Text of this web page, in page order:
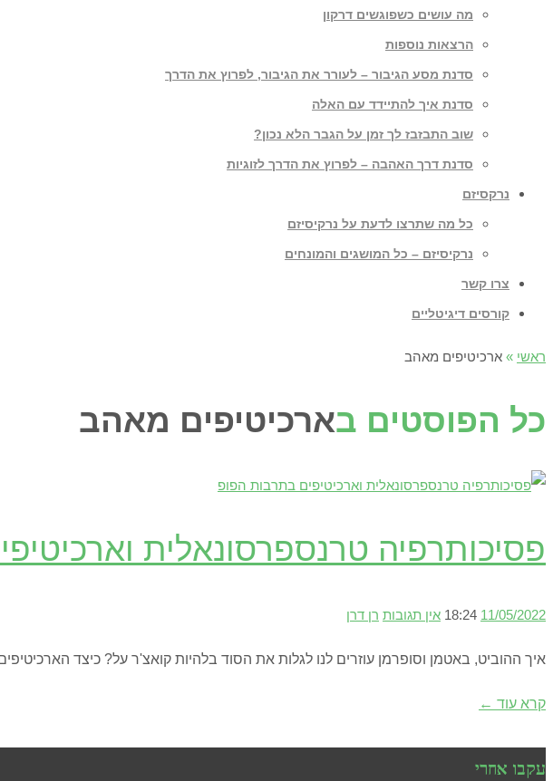
מה עושים כשפוגשים דרקון
הרצאות נוספות
סדנת מסע הגיבור – לעורר את הגיבור, לפרוץ את הדרך
סדנת איך להתיידד עם האלה
שוב התבזבז לך זמן על הגבר הלא נכון?
סדנת דרך האהבה – לפרוץ את הדרך לזוגיות
נרקסיזם
כל מה שתרצו לדעת על נרקיסיזם
נרקיסיזם – כל המושגים והמונחים
צרו קשר
קורסים דיגיטליים
ראשי » ארכיטיפים מאהב
כל הפוסטים בארכיטיפים מאהב
פסיכותרפיה טרנספרסונאלית
11/05/2022
18:24 אין תגובות רן דרן
איך ההוביט, באטמן וסופרמן עוזרים לנו לגלות את הסוד בלהיות קואצ'ר על? כיצד
קרא עוד ←
עקבו אחרי